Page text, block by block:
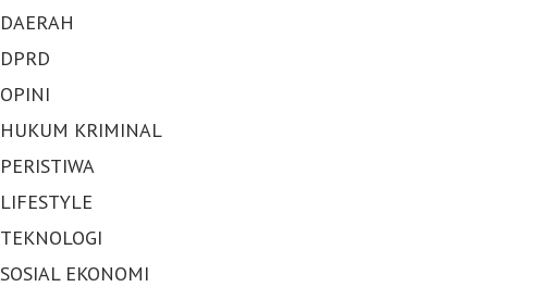
DAERAH
DPRD
OPINI
HUKUM KRIMINAL
PERISTIWA
LIFESTYLE
TEKNOLOGI
SOSIAL EKONOMI